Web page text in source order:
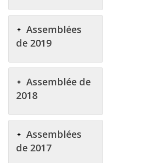
Assemblées
de 2019
Assemblée de
2018
Assemblées
de 2017